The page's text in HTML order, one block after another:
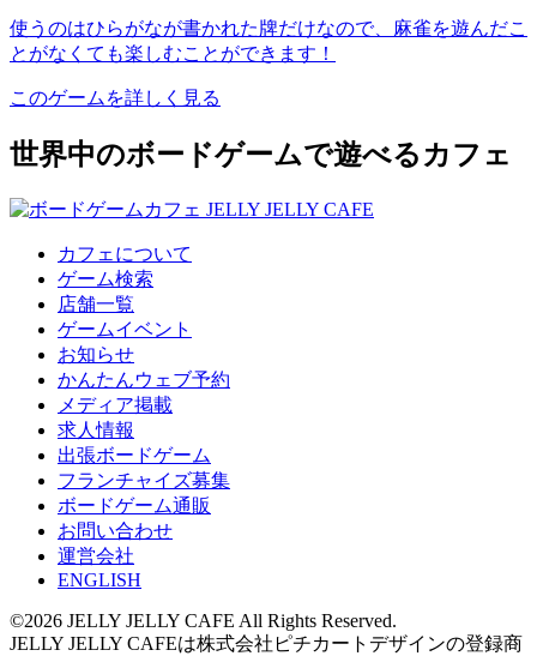
使うのはひらがなが書かれた牌だけなので、麻雀を遊んだこ
とがなくても楽しむことができます！
このゲームを詳しく見る
世界中のボードゲームで遊べるカフェ
カフェについて
ゲーム検索
店舗一覧
ゲームイベント
お知らせ
かんたんウェブ予約
メディア掲載
求人情報
出張ボードゲーム
フランチャイズ募集
ボードゲーム通販
お問い合わせ
運営会社
ENGLISH
©2026 JELLY JELLY CAFE All Rights Reserved.
JELLY JELLY CAFEは株式会社ピチカートデザインの登録商